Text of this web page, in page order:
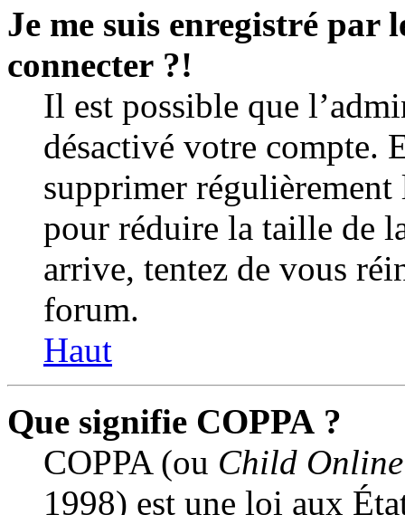
Je me suis enregistré par
connecter ?!
Il est possible que
désactivé votre compte.
supprimer régulièrement
pour réduire la taille de
arrive, tentez de vous
forum.
Haut
Que signifie COPPA ?
COPPA (ou Child
1998) est une loi aux